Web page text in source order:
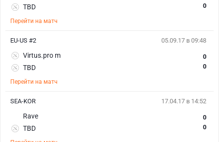
TBD
0
Перейти на матч
05.09.17 в 09:48
Virtus.pro m
TBD
0
0
Перейти на матч
EU-US #2
17.04.17 в 14:52
Rave
TBD
0
0
SEA-KOR